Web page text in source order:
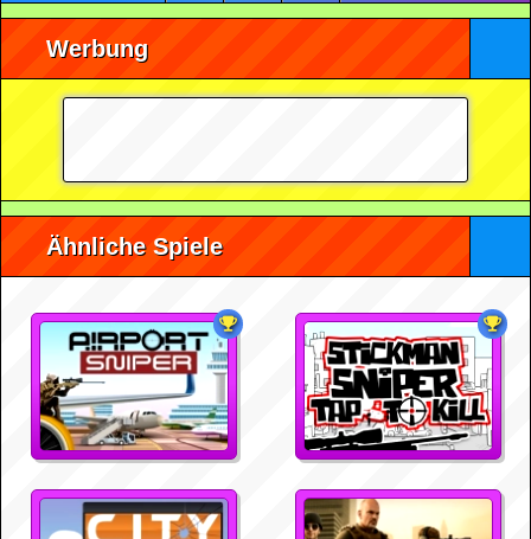
Werbung
Ähnliche Spiele